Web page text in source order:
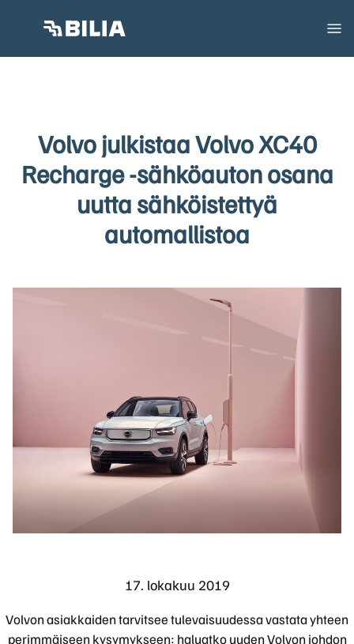
Volvo julkistaa Volvo XC40
Recharge -sähköauton osana
uutta sähköistettyä
automallistoa
17. lokakuu 2019
Volvon asiakkaiden tarvitsee tulevaisuudessa vastata yhteen
perimmäiseen kysymykseen: haluatko uuden Volvon johdon